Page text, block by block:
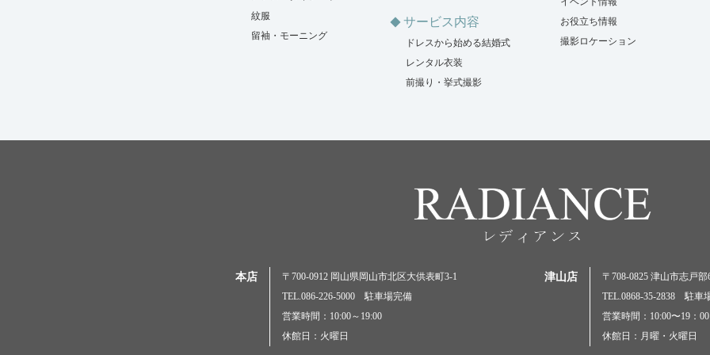
紋服
留袖・モーニング
サービス内容
ドレスから始める結婚式
レンタル衣装
前撮り・挙式撮影
お役立ち情報
撮影ロケーション
本店
〒700-0912 岡山県岡山市北区大供表町3-1
TEL.086-226-5000 駐車場完備
営業時間：10:00～19:00
休館日：火曜日
津山店
〒708-0825 津山市志戸部
TEL.0868-35-2838 駐車
営業時間：10:00〜19：00
休館日：月曜・火曜日